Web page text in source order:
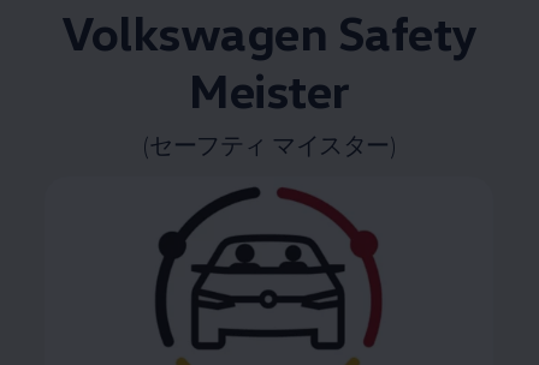
Volkswagen Safety
Meister
(セーフティ マイスター)